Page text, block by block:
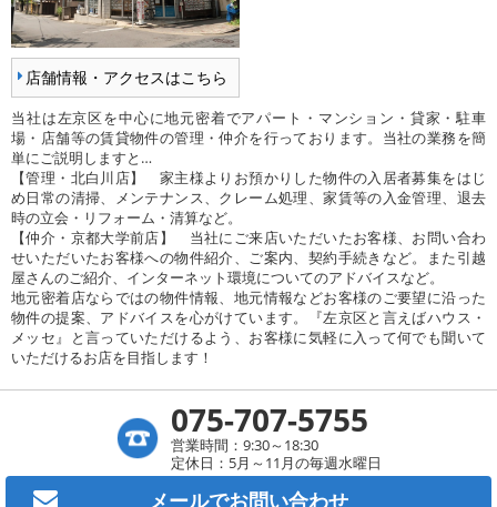
店舗情報・アクセスはこちら
当社は左京区を中心に地元密着でアパート・マンション・貸家・駐車
場・店舗等の賃貸物件の管理・仲介を行っております。当社の業務を簡
単にご説明しますと…
【管理・北白川店】 家主様よりお預かりした物件の入居者募集をはじ
め日常の清掃、メンテナンス、クレーム処理、家賃等の入金管理、退去
時の立会・リフォーム・清算など。
【仲介・京都大学前店】 当社にご来店いただいたお客様、お問い合わ
せいただいたお客様への物件紹介、ご案内、契約手続きなど。また引越
屋さんのご紹介、インターネット環境についてのアドバイスなど。
地元密着店ならではの物件情報、地元情報などお客様のご要望に沿った
物件の提案、アドバイスを心がけています。『左京区と言えばハウス・
メッセ』と言っていただけるよう、お客様に気軽に入って何でも聞いて
いただけるお店を目指します！
075-707-5755
営業時間：9:30～18:30
定休日：5月～11月の毎週水曜日
メールでお問い合わせ